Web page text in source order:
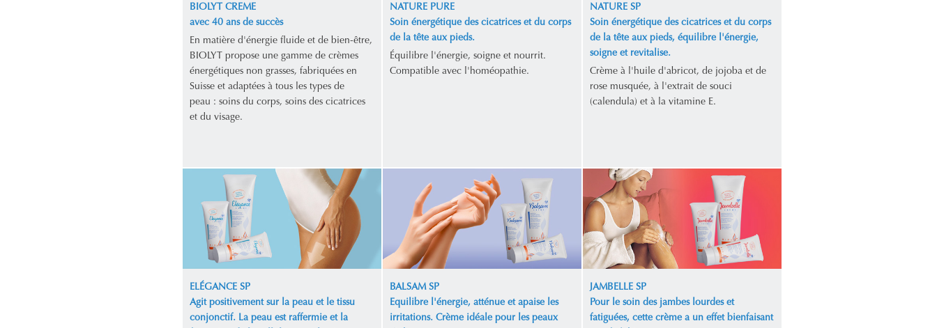
BIOLYT CREME
avec 40 ans de succès
En matière d'énergie fluide et de bien-être,
BIOLYT propose une gamme de crèmes
énergétiques non grasses, fabriquées en
Suisse et adaptées à tous les types de
peau : soins du corps, soins des cicatrices
et du visage.
NATURE PURE
Soin énergétique des cicatrices et du corps
de la tête aux pieds.
Équilibre l'énergie, soigne et nourrit.
Compatible avec l'homéopathie.
NATURE SP
Soin énergétique des cicatrices et du corps
de la tête aux pieds, équilibre l'énergie,
soigne et revitalise.
Crème à l'huile d'abricot, de jojoba et de
rose musquée, à l'extrait de souci
(calendula) et à la vitamine E.
ELÉGANCE SP
Agit positivement sur la peau et le tissu
conjonctif. La peau est raffermie et la
BALSAM SP
Equilibre l'énergie, atténue et apaise les
irritations. Crème idéale pour les peaux
JAMBELLE SP
Pour le soin des jambes lourdes et
fatiguées, cette crème a un effet bienfaisant